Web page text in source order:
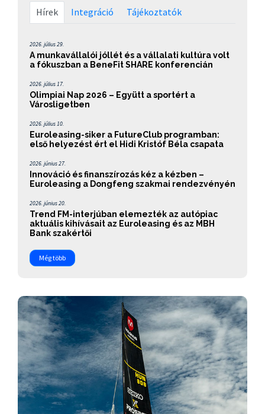
Hírek Integráció Tájékoztatók
2026. július 29.
A munkavállalói jóllét és a vállalati kultúra volt
a fókuszban a BeneFit SHARE konferencián
2026. július 17.
Olimpiai Nap 2026 – Együtt a sportért a
Városligetben
2026. július 10.
Euroleasing-siker a FutureClub programban:
első helyezést ért el Hidi Kristóf Béla csapata
2026. június 27.
Innováció és finanszírozás kéz a kézben –
Euroleasing a Dongfeng szakmai rendezvényén
2026. június 20.
Trend FM-interjúban elemezték az autópiac
aktuális kihívásait az Euroleasing és az MBH
Bank szakértői
Még több